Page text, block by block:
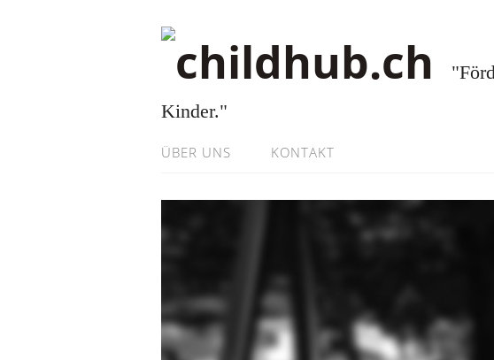
Kinder."
ÜBER UNS KONTAKT